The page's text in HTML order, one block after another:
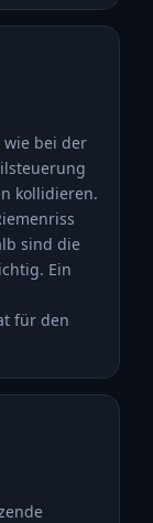
wie bei der
kollidieren.
sind die
Ein
für den